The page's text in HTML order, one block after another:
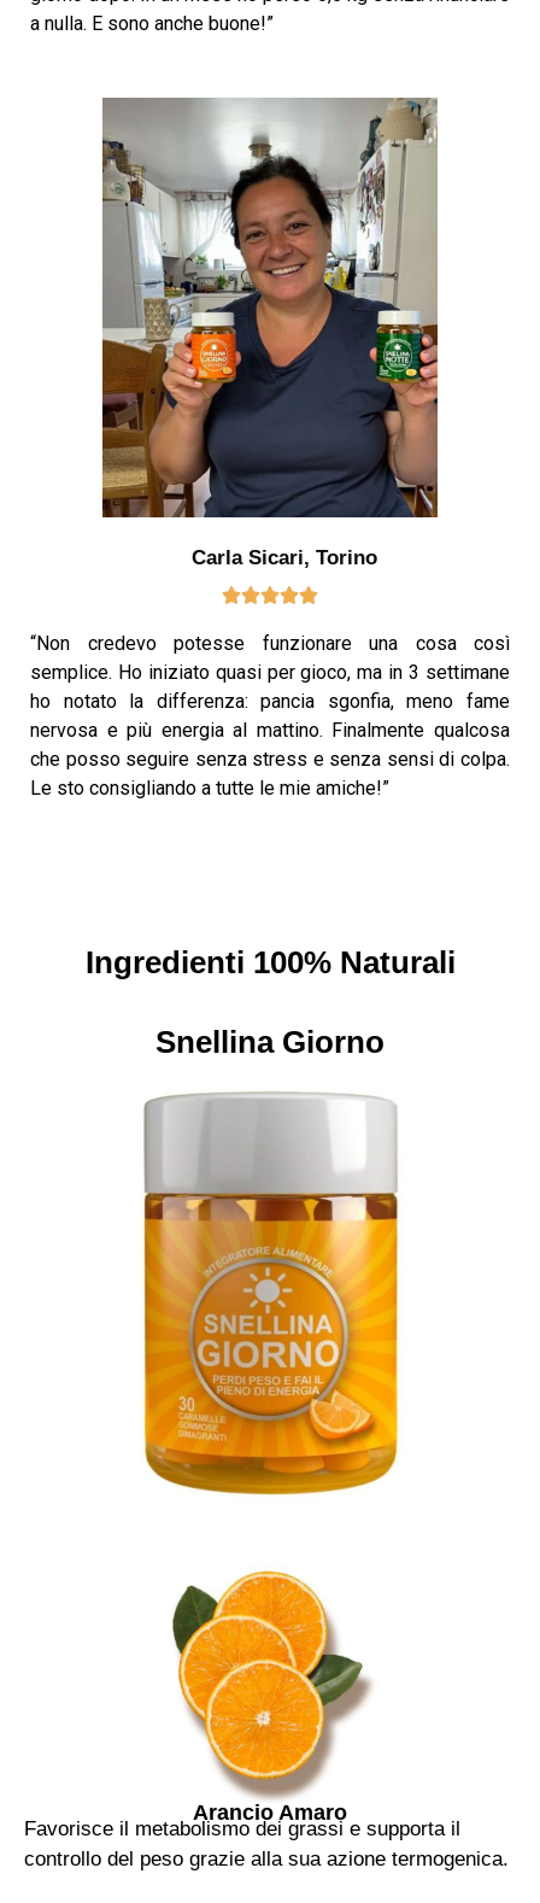
a nulla. E sono anche buone!”
Carla Sicari, Torino
“Non credevo potesse funzionare una cosa così
semplice. Ho iniziato quasi per gioco, ma in 3 settimane
ho notato la differenza: pancia sgonfia, meno fame
nervosa e più energia al mattino. Finalmente qualcosa
che posso seguire senza stress e senza sensi di colpa.
Le sto consigliando a tutte le mie amiche!”
Ingredienti 100% Naturali
Snellina Giorno
Arancio Amaro
Favorisce il metabolismo dei grassi e supporta il
controllo del peso grazie alla sua azione termogenica.